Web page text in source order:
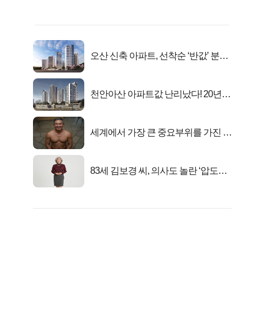
오산 신축 아파트, 선착순 ‘반값’ 분양
천안아산 아파트값 난리났다! 20년
세계에서 가장 큰 중요부위를 가진 남
83세 김보경 씨, 의사도 놀란 ‘압도적